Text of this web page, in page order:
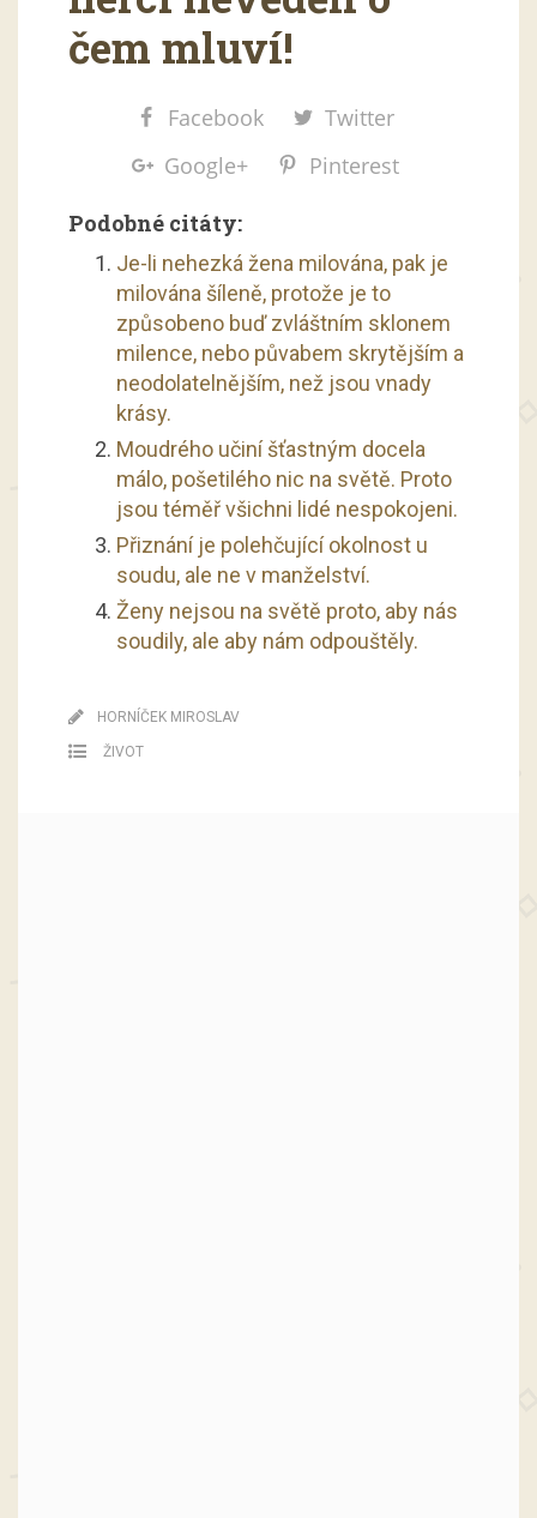
čem mluví!
Facebook
Twitter
Google+
Pinterest
Podobné citáty:
Je-li nehezká žena milována, pak je
milována šíleně, protože je to
způsobeno buď zvláštním sklonem
milence, nebo půvabem skrytějším a
neodolatelnějším, než jsou vnady
krásy.
Moudrého učiní šťastným docela
málo, pošetilého nic na světě. Proto
jsou téměř všichni lidé nespokojeni.
Přiznání je polehčující okolnost u
soudu, ale ne v manželství.
Ženy nejsou na světě proto, aby nás
soudily, ale aby nám odpouštěly.
HORNÍČEK MIROSLAV
ŽIVOT